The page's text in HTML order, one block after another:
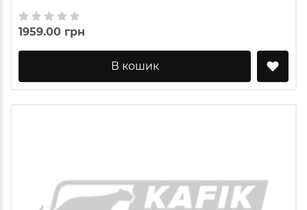
1959.00 грн
В кошик